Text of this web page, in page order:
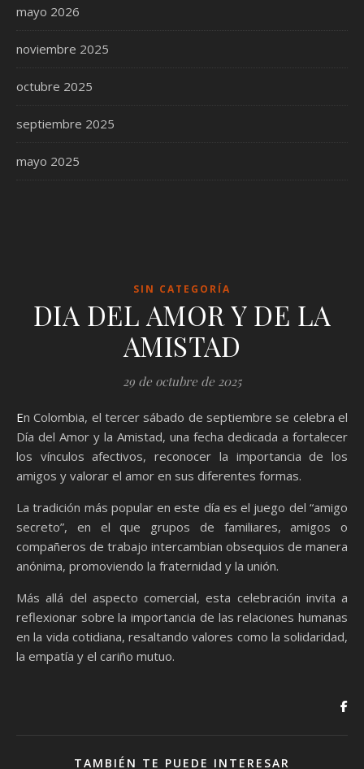
mayo 2026
noviembre 2025
octubre 2025
septiembre 2025
mayo 2025
SIN CATEGORÍA
DIA DEL AMOR Y DE LA
AMISTAD
29 de octubre de 2025
En Colombia, el tercer sábado de septiembre se celebra el
Día del Amor y la Amistad, una fecha dedicada a fortalecer
los vínculos afectivos, reconocer la importancia de los
amigos y valorar el amor en sus diferentes formas.
La tradición más popular en este día es el juego del “amigo
secreto”, en el que grupos de familiares, amigos o
compañeros de trabajo intercambian obsequios de manera
anónima, promoviendo la fraternidad y la unión.
Más allá del aspecto comercial, esta celebración invita a
reflexionar sobre la importancia de las relaciones humanas
en la vida cotidiana, resaltando valores como la solidaridad,
la empatía y el cariño mutuo.
TAMBIÉN TE PUEDE INTERESAR